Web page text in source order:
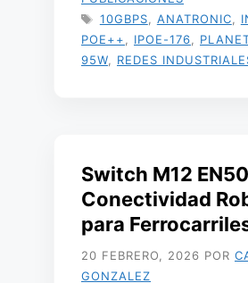
ETIQUETAS
10GBPS ANATRONIC
POE++
IPOE-176
95W
REDES
Switch M12
Conectividad
para
20 FEBRERO, 2026 POR
GONZALEZ